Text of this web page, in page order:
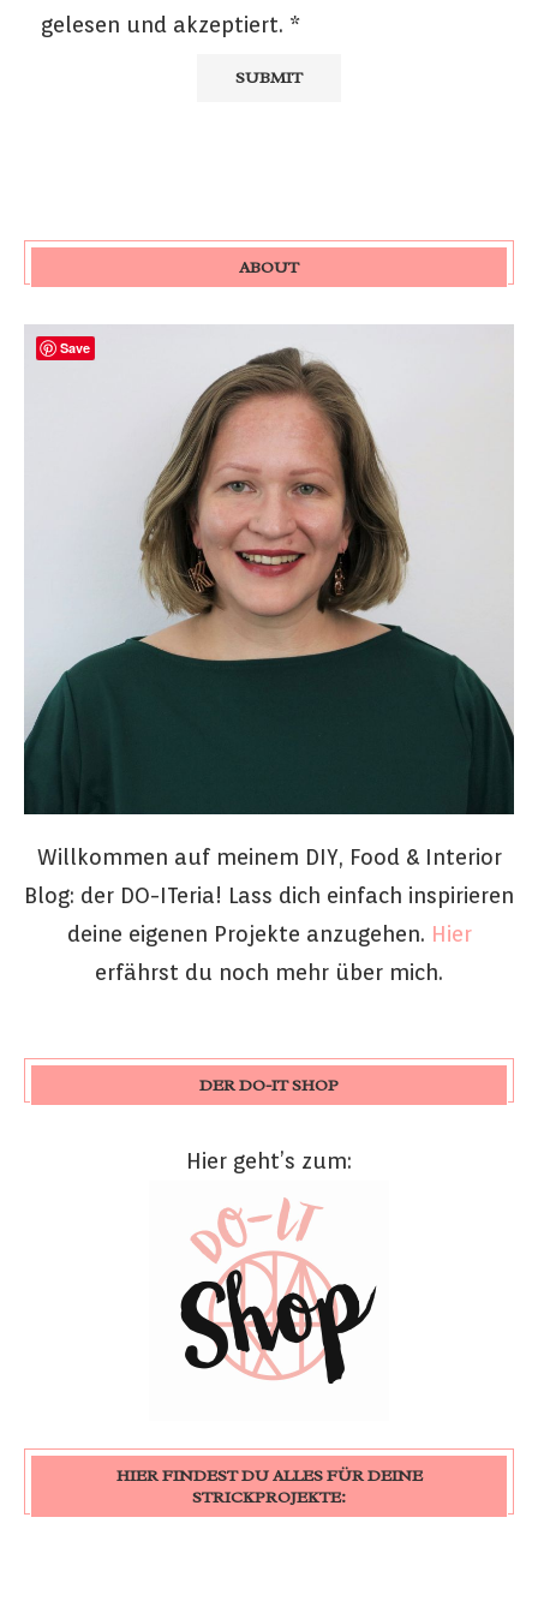
gelesen und akzeptiert. *
ABOUT
Willkommen auf meinem DIY, Food & Interior
Blog: der DO-ITeria! Lass dich einfach inspirieren
deine eigenen Projekte anzugehen. Hier
erfährst du noch mehr über mich.
DER DO-IT SHOP
Hier geht’s zum:
HIER FINDEST DU ALLES FÜR DEINE
STRICKPROJEKTE:
Save